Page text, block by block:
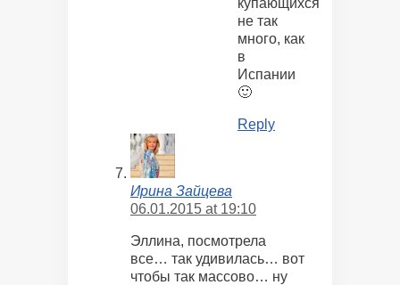
не так
много, как
в
Испании
🙂
Reply
Ирина Зайцева
06.01.2015 at 19:10
Эллина, посмотрела
все… так удивилась… вот
чтобы так массово… ну